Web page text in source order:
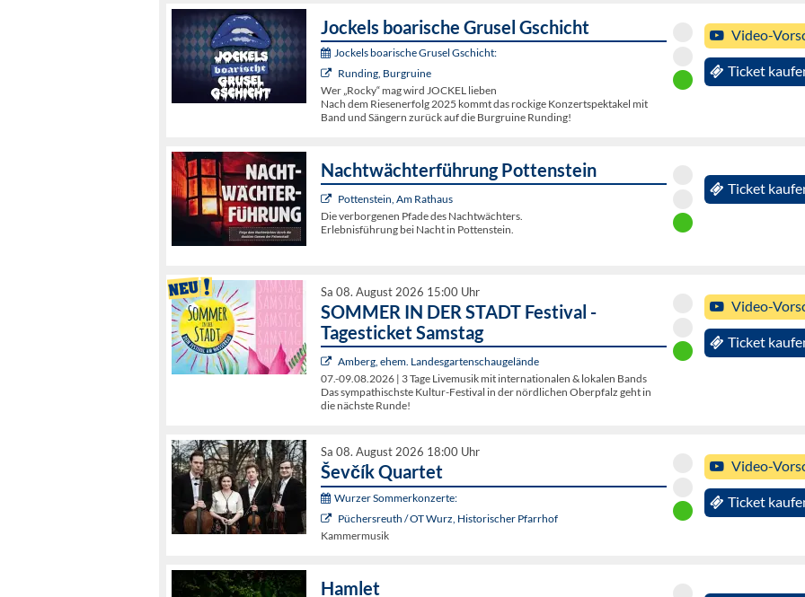
Jockels boarische Grusel Gschicht
Jockels boarische Grusel Gschicht:
Runding, Burgruine
Wer „Rocky“ mag wird JOCKEL lieben
Nach dem Riesenerfolg 2025 kommt das rockige Konzertspektakel mit
Band und Sängern zurück auf die Burgruine Runding!
Video-
Ticket
Nachtwächterführung Pottenstein
Pottenstein, Am Rathaus
Die verborgenen Pfade des Nachtwächters.
Erlebnisführung bei Nacht in Pottenstein.
Ticket
Sa 08. August 2026 15:00 Uhr
SOMMER IN DER STADT Festival -
Tagesticket Samstag
Amberg, ehem. Landesgartenschaugelände
07.-09.08.2026 | 3 Tage Livemusik mit internationalen & lokalen Bands
Das sympathischste Kultur-Festival in der nördlichen Oberpfalz geht in
die nächste Runde!
Video-
Ticket
Sa 08. August 2026 18:00 Uhr
Ševčík Quartet
Wurzer Sommerkonzerte:
Püchersreuth / OT Wurz, Historischer Pfarrhof
Kammermusik
Video-
Ticket
Hamlet